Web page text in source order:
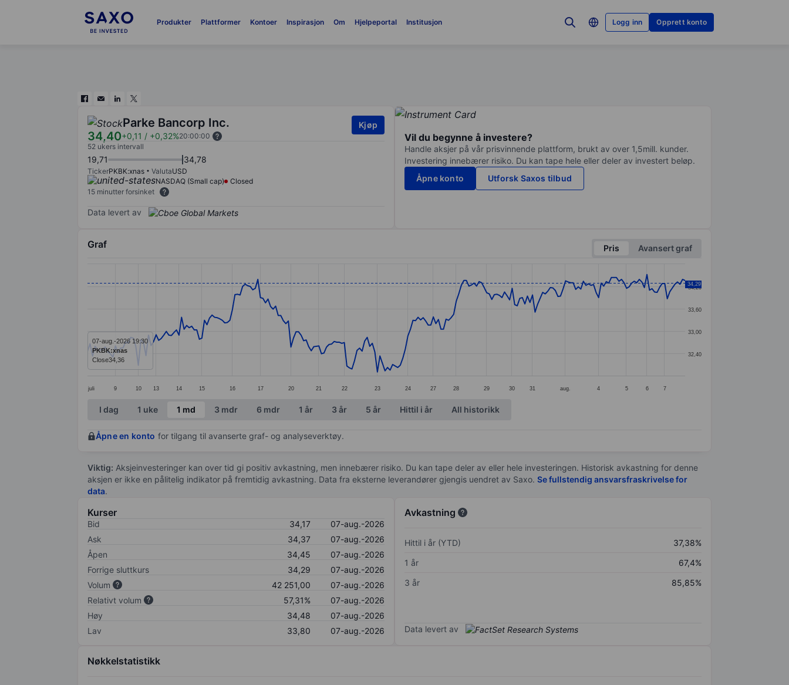
Produkter Plattformer Kontoer Inspirasjon Om Hjelpeportal Institusjon Logg inn Opprett konto
Parke Bancorp Inc.
34,40+0,11 / +0,32%20:00:00
Kjøp
52 ukers intervall
19,71 34,78
TickerPKBK:xnas ValutaUSD
NASDAQ (Small cap)
Closed
15 minutter forsinket
Data levert av
Vil du begynne å investere?
Handle aksjer på vår prisvinnende plattform, brukt av over 1,5mill. kunder.
Investering innebærer risiko. Du kan tape hele eller deler av investert beløp.
Åpne konto
Utforsk Saxos tilbud
Graf Pris
Avansert graf
The chart has 1 X axis displaying categories.
The chart has 1 Y axis displaying values. Data ranges from 31.9 to 34.52.
juli 9 10 13 14 15 16 17 20 21 22 23 24 27 28 29 30 31 aug. 4 5 6 7
32,40
33,00
33,60
34,20
34,29
07-aug.-2026 19:30
PKBK:xnas
Close34,36
End of interactive chart.
I dag 1 uke 1 md 3 mdr 6 mdr 1 år 3 år 5 år Hittil i år All historikk
Åpne en konto for tilgang til avanserte graf- og analyseverktøy.
Viktig: Aksjeinvesteringer kan over tid gi positiv avkastning, men innebærer risiko. Du kan tape deler av eller hele investeringen. Historisk avkastning for denne
aksjen er ikke en pålitelig indikator på fremtidig avkastning. Data fra eksterne leverandører gjengis uendret av Saxo. Se fullstendig ansvarsfraskrivelse for
data.
Kurser
Bid 34,17
07-aug.-2026
Ask
34,37
07-aug.-2026
Åpen
34,45
07-aug.-2026
Forrige sluttkurs
34,29
07-aug.-2026
Volum
42 251,00
07-aug.-2026
Relativt volum
57,31%
07-aug.-2026
Høy
34,48
07-aug.-2026
Lav
33,80 07-aug.-2026
Avkastning
Hittil i år (YTD)
37,38%
1 år
67,4%
3 år
85,85%
Data levert av
Nøkkelstatistikk